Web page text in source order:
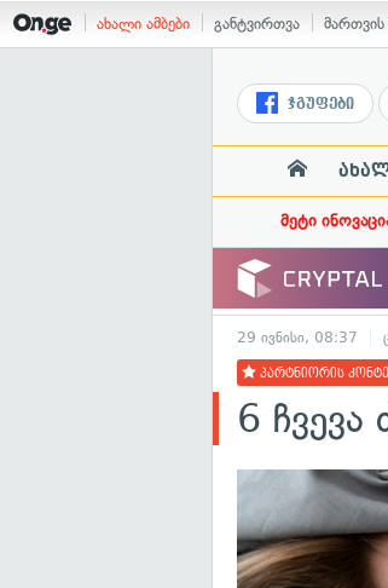
ახალი ამბები განტვირთვა
ჯგუფები
მეტი
29 ივნისი, 08:37
პარტნიორის
6 ჩვევა